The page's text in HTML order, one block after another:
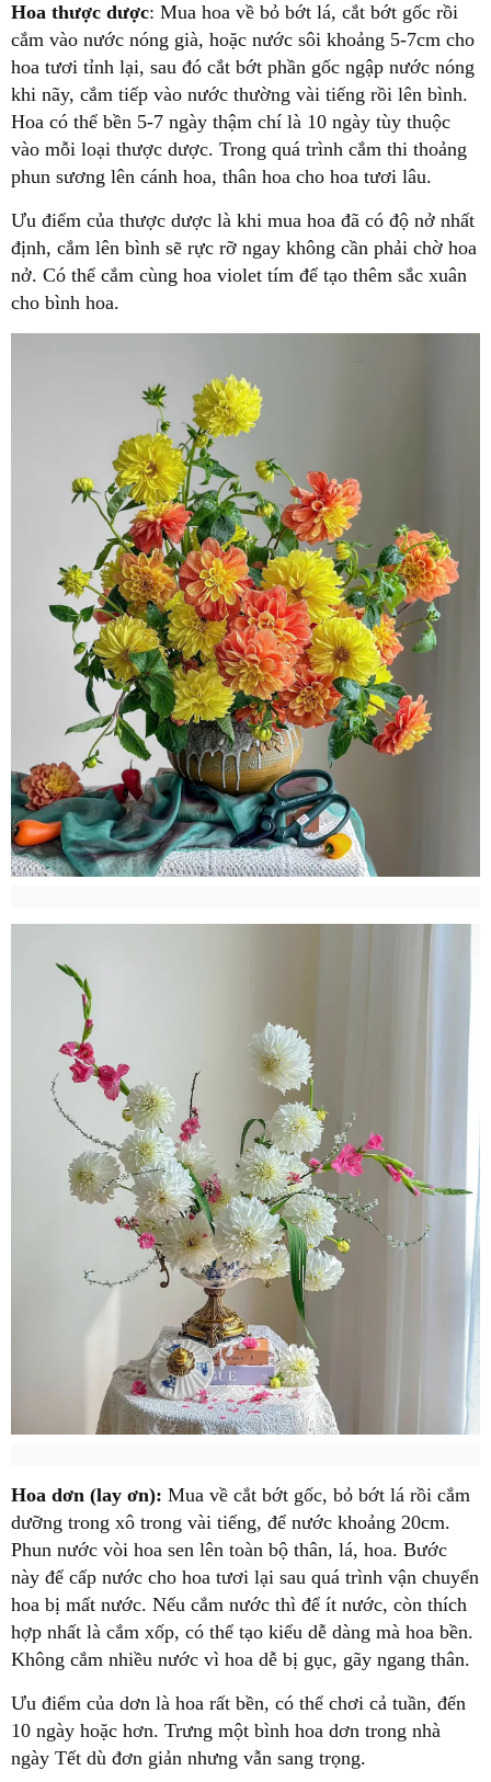
Hoa thược dược: Mua hoa về bỏ bớt lá, cắt bớt gốc rồi
cắm vào nước nóng già, hoặc nước sôi khoảng 5-7cm cho
hoa tươi tỉnh lại, sau đó cắt bớt phần gốc ngập nước nóng
khi nãy, cắm tiếp vào nước thường vài tiếng rồi lên bình.
Hoa có thể bền 5-7 ngày thậm chí là 10 ngày tùy thuộc
vào mỗi loại thược dược. Trong quá trình cắm thi thoảng
phun sương lên cánh hoa, thân hoa cho hoa tươi lâu.
Ưu điểm của thược dược là khi mua hoa đã có độ nở nhất
định, cắm lên bình sẽ rực rỡ ngay không cần phải chờ hoa
nở. Có thể cắm cùng hoa violet tím để tạo thêm sắc xuân
cho bình hoa.
Hoa dơn (lay ơn): Mua về cắt bớt gốc, bỏ bớt lá rồi cắm
dưỡng trong xô trong vài tiếng, để nước khoảng 20cm.
Phun nước vòi hoa sen lên toàn bộ thân, lá, hoa. Bước
này để cấp nước cho hoa tươi lại sau quá trình vận chuyển
hoa bị mất nước. Nếu cắm nước thì để ít nước, còn thích
hợp nhất là cắm xốp, có thể tạo kiểu dễ dàng mà hoa bền.
Không cắm nhiều nước vì hoa dễ bị gục, gãy ngang thân.
Ưu điểm của dơn là hoa rất bền, có thể chơi cả tuần, đến
10 ngày hoặc hơn. Trưng một bình hoa dơn trong nhà
ngày Tết dù đơn giản nhưng vẫn sang trọng.